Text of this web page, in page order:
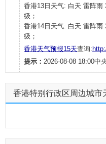
香港13日天气: 白天 雷阵
级；
香港14日天气: 白天 雷阵
级；
香港天气预报15天查询:
提示： 2026-08-08 18:00中
香港特别行政区周边城市